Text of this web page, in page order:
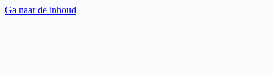
Ga naar de inhoud